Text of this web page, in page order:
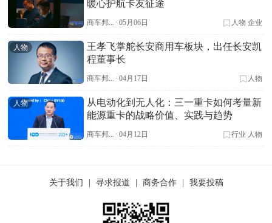
暖心护航卡友征途
商车邦... · 05月06日 人物 企业
人物
王孝飞掌舵长安商用车板块，出任长安凯
程董事长
商车邦... · 04月17日 人物
人物
从电动化到无人化：三一重卡如何考量新
能源重卡的战略价值、实践与趋势
商车邦... · 04月12日 行业 人物
关于我们 寻求报道 商务合作 我要投稿